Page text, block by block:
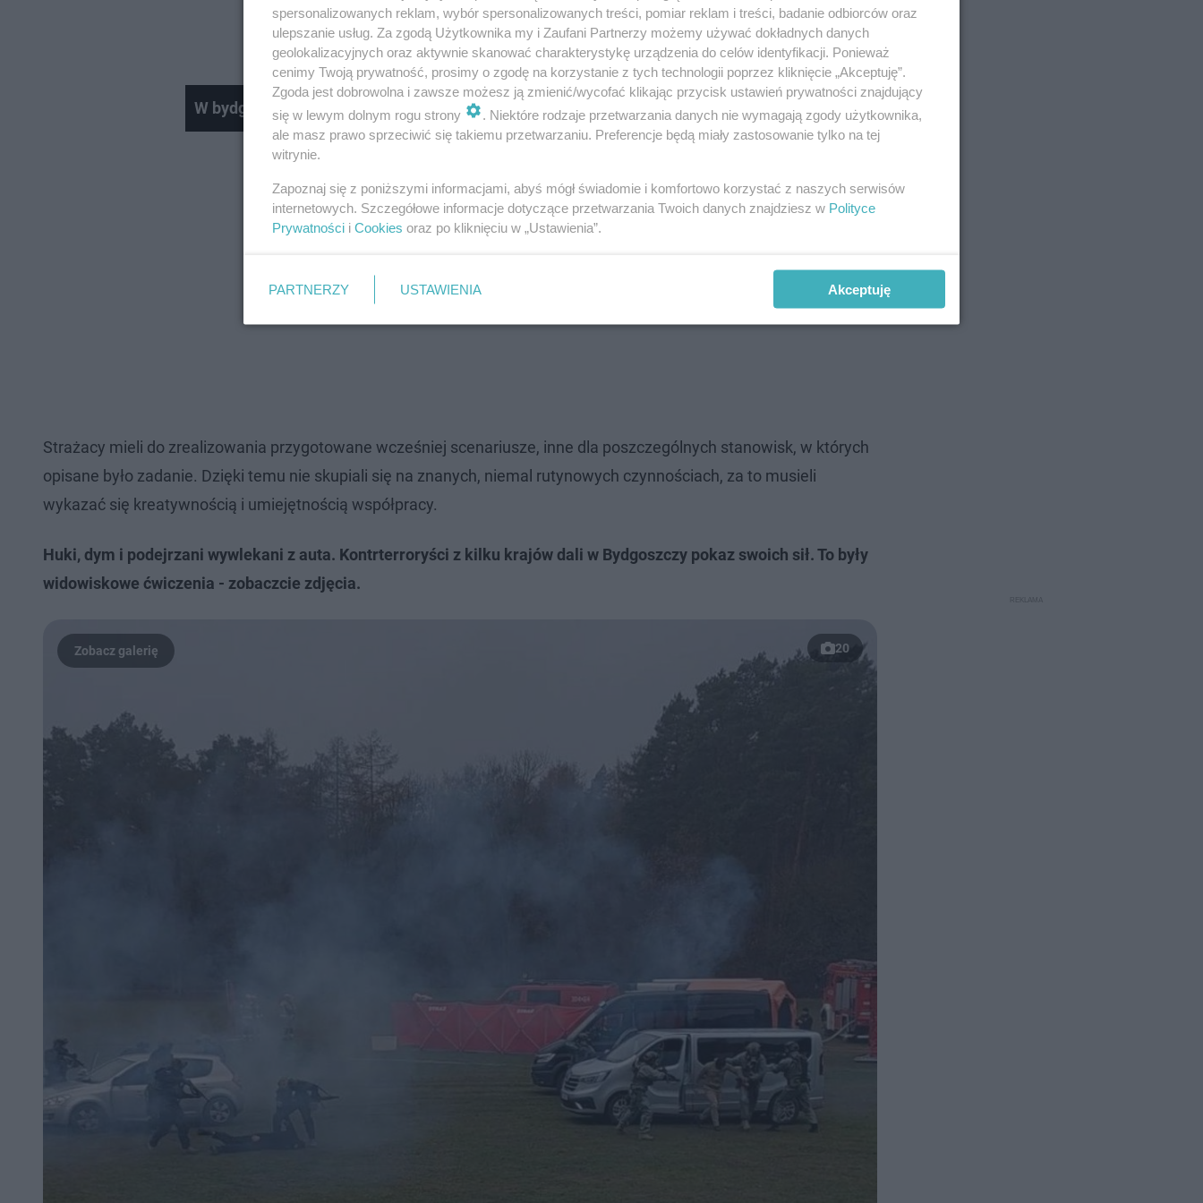
ekspert ds. pożarnictwa, instruktor ratownictwa technicznego
elitarnej grupy Weber-Instructors.
W bydgoskiej "Handlówce" szukali bliźniaków genetycznych
Strażacy mieli do zrealizowania przygotowane wcześniej scenariusze, inne dla poszczególnych stanowisk, w których
opisane było zadanie. Dzięki temu nie skupiali się na znanych, niemal rutynowych czynnościach, za to musieli
wykazać się kreatywnością i umiejętnością współpracy.
Huki, dym i podejrzani wywlekani z auta. Kontrterroryści z kilku krajów dali w Bydgoszczy pokaz swoich sił. To były
widowiskowe ćwiczenia - zobaczcie zdjęcia.
20
spersonalizowanych reklam, wybór spersonalizowanych treści, pomiar reklam i treści, badanie odbiorców oraz
ulepszanie usług. Za zgodą Użytkownika my i Zaufani Partnerzy możemy używać dokładnych danych
geolokalizacyjnych oraz aktywnie skanować charakterystykę urządzenia do celów identyfikacji. Ponieważ
cenimy Twoją prywatność, prosimy o zgodę na korzystanie z tych technologii poprzez kliknięcie „Akceptuję”.
Zgoda jest dobrowolna i zawsze możesz ją zmienić/wycofać klikając przycisk ustawień prywatności znajdujący
się w lewym dolnym rogu strony
. Niektóre rodzaje przetwarzania danych nie wymagają zgody użytkownika,
ale masz prawo sprzeciwić się takiemu przetwarzaniu. Preferencje będą miały zastosowanie tylko na tej
witrynie.
Zapoznaj się z poniższymi informacjami, abyś mógł świadomie i komfortowo korzystać z naszych serwisów
internetowych. Szczegółowe informacje dotyczące przetwarzania Twoich danych znajdziesz w Polityce
Prywatności i Cookies oraz po kliknięciu w „Ustawienia”.
PARTNERZY USTAWIENIA Akceptuję